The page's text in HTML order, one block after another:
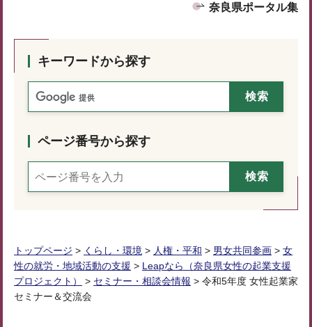
奈良県ポータル集
キーワードから探す
ページ番号から探す
トップページ > くらし・環境 > 人権・平和 > 男女共同参画 > 女
性の就労・地域活動の支援 > Leapなら（奈良県女性の起業支援
プロジェクト）
> セミナー・相談会情報 > 令和5年度 女性起業家
セミナー＆交流会